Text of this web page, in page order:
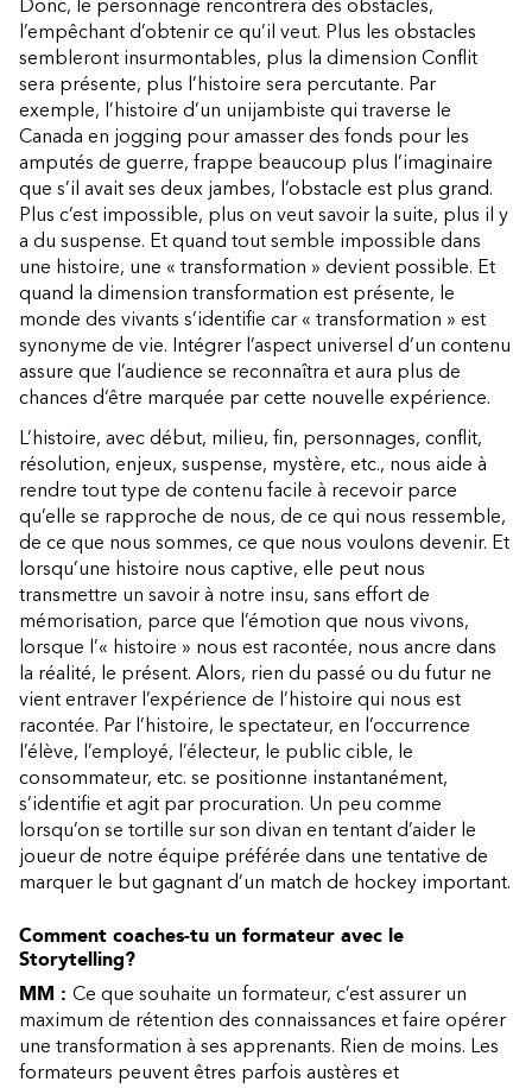
Donc, le personnage rencontrera des obstacles,
l’empêchant d’obtenir ce qu’il veut. Plus les obstacles
sembleront insurmontables, plus la dimension Conflit
sera présente, plus l’histoire sera percutante. Par
exemple, l’histoire d’un unijambiste qui traverse le
Canada en jogging pour amasser des fonds pour les
amputés de guerre, frappe beaucoup plus l’imaginaire
que s’il avait ses deux jambes, l’obstacle est plus grand.
Plus c’est impossible, plus on veut savoir la suite, plus il y
a du suspense. Et quand tout semble impossible dans
une histoire, une « transformation » devient possible. Et
quand la dimension transformation est présente, le
monde des vivants s’identifie car « transformation » est
synonyme de vie. Intégrer l’aspect universel d’un contenu
assure que l’audience se reconnaîtra et aura plus de
chances d‘être marquée par cette nouvelle expérience.
L’histoire, avec début, milieu, fin, personnages, conflit,
résolution, enjeux, suspense, mystère, etc., nous aide à
rendre tout type de contenu facile à recevoir parce
qu’elle se rapproche de nous, de ce qui nous ressemble,
de ce que nous sommes, ce que nous voulons devenir. Et
lorsqu’une histoire nous captive, elle peut nous
transmettre un savoir à notre insu, sans effort de
mémorisation, parce que l’émotion que nous vivons,
lorsque l’« histoire » nous est racontée, nous ancre dans
la réalité, le présent. Alors, rien du passé ou du futur ne
vient entraver l’expérience de l’histoire qui nous est
racontée. Par l’histoire, le spectateur, en l’occurrence
l’élève, l’employé, l’électeur, le public cible, le
consommateur, etc. se positionne instantanément,
s’identifie et agit par procuration. Un peu comme
lorsqu’on se tortille sur son divan en tentant d’aider le
joueur de notre équipe préférée dans une tentative de
marquer le but gagnant d’un match de hockey important.
Comment coaches-tu un formateur avec le
Storytelling?
MM : Ce que souhaite un formateur, c’est assurer un
maximum de rétention des connaissances et faire opérer
une transformation à ses apprenants. Rien de moins. Les
formateurs peuvent êtres parfois austères et